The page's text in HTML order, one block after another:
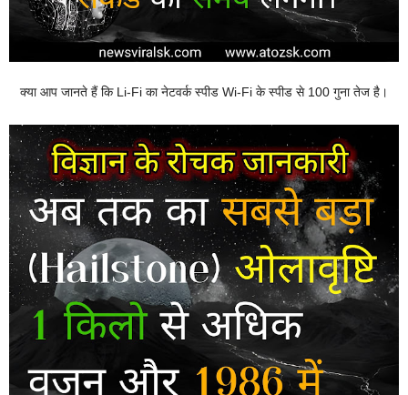
क्या आप जानते हैं कि Li-Fi का नेटवर्क स्पीड Wi-Fi के स्पीड से 100 गुना तेज है।